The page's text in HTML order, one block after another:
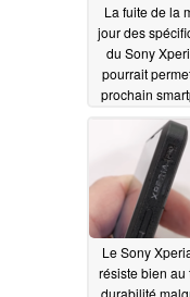
La fuite de la
jour des
du Sony
pourrait
prochain
de nager aux
gros poissons
l'Asus ROG
le Samsung
S21 Ultra03/
Le Sony
résiste bien au
durabilité